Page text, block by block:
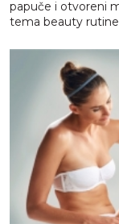
papuče i otvoreni
tema beauty